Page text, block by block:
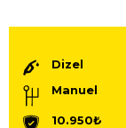
Dizel
Manuel
10.950₺